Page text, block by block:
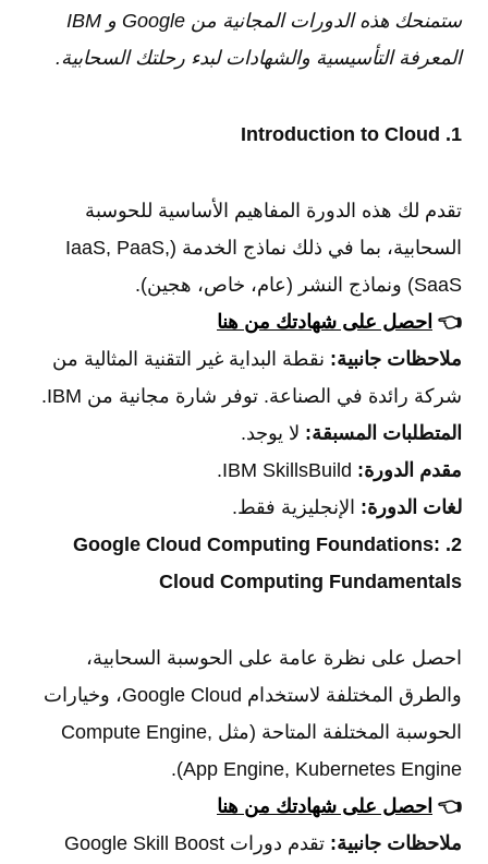
ستمنحك هذه الدورات المجانية من Google و IBM
المعرفة التأسيسية والشهادات لبدء رحلتك السحابية.
1. Introduction to Cloud
تقدم لك هذه الدورة المفاهيم الأساسية للحوسبة
السحابية، بما في ذلك نماذج الخدمة (IaaS, PaaS,
SaaS) ونماذج النشر (عام، خاص، هجين).
👈 احصل على شهادتك من هنا
ملاحظات جانبية: نقطة البداية غير التقنية المثالية من
شركة رائدة في الصناعة. توفر شارة مجانية من IBM.
المتطلبات المسبقة: لا يوجد.
مقدم الدورة:
لغات الدورة: الإنجليزية فقط.
2. Google Cloud Computing Foundations:
Cloud Computing Fundamentals
احصل على نظرة عامة على الحوسبة السحابية،
والطرق المختلفة لاستخدام Google Cloud، وخيارات
الحوسبة المختلفة المتاحة (مثل Compute Engine,
App Engine, Kubernetes Engine).
👈 احصل على شهادتك من هنا
ملاحظات جانبية:
تقدم دورات Google Skill Boost